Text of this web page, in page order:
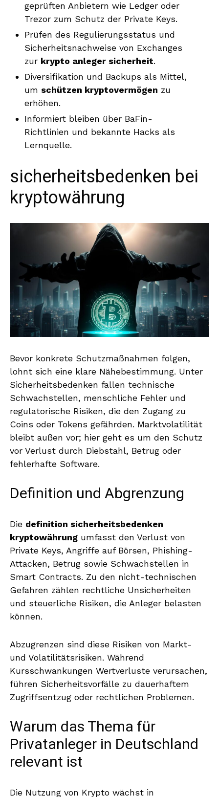
geprüften Anbietern wie Ledger oder
Trezor zum Schutz der Private Keys.
Prüfen des Regulierungsstatus und
Sicherheitsnachweise von Exchanges
zur krypto anleger sicherheit.
Diversifikation und Backups als Mittel,
um schützen kryptovermögen zu
erhöhen.
Informiert bleiben über BaFin-
Richtlinien und bekannte Hacks als
Lernquelle.
sicherheitsbedenken bei
kryptowährung
Bevor konkrete Schutzmaßnahmen folgen,
lohnt sich eine klare Nähebestimmung. Unter
Sicherheitsbedenken fallen technische
Schwachstellen, menschliche Fehler und
regulatorische Risiken, die den Zugang zu
Coins oder Tokens gefährden. Marktvolatilität
bleibt außen vor; hier geht es um den Schutz
vor Verlust durch Diebstahl, Betrug oder
fehlerhafte Software.
Definition und Abgrenzung
Die definition sicherheitsbedenken
kryptowährung umfasst den Verlust von
Private Keys, Angriffe auf Börsen, Phishing-
Attacken, Betrug sowie Schwachstellen in
Smart Contracts. Zu den nicht-technischen
Gefahren zählen rechtliche Unsicherheiten
und steuerliche Risiken, die Anleger belasten
können.
Abzugrenzen sind diese Risiken von Markt-
und Volatilitätsrisiken. Während
Kursschwankungen Wertverluste verursachen,
führen Sicherheitsvorfälle zu dauerhaftem
Zugriffsentzug oder rechtlichen Problemen.
Warum das Thema für
Privatanleger in Deutschland
relevant ist
Die Nutzung von Krypto wächst in